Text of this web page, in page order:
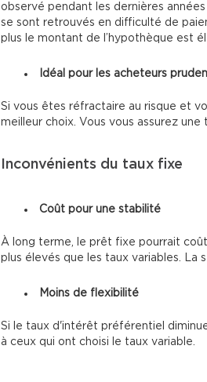
observé pendant les dernières
se sont retrouvés en difficulté de
plus le montant de l’hypothèque est
Idéal pour les acheteurs
Si vous êtes réfractaire au risque et
meilleur choix. Vous vous assurez une
Inconvénients du taux fixe
Coût pour une stabilité
À long terme, le prêt fixe pourrait
plus élevés que les taux variables. La
Moins de flexibilité
Si le taux d'intérêt préférentiel
à ceux qui ont choisi le taux variable.